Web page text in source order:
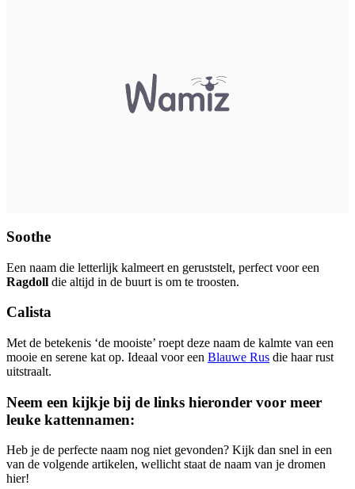
Soothe
Een naam die letterlijk kalmeert en geruststelt, perfect voor een
Ragdoll die altijd in de buurt is om te troosten.
Calista
Met de betekenis ‘de mooiste’ roept deze naam de kalmte van een
mooie en serene kat op. Ideaal voor een Blauwe Rus die haar rust
uitstraalt.
Neem een kijkje bij de links hieronder voor meer
leuke kattennamen:
Heb je de perfecte naam nog niet gevonden? Kijk dan snel in een
van de volgende artikelen, wellicht staat de naam van je dromen
hier!